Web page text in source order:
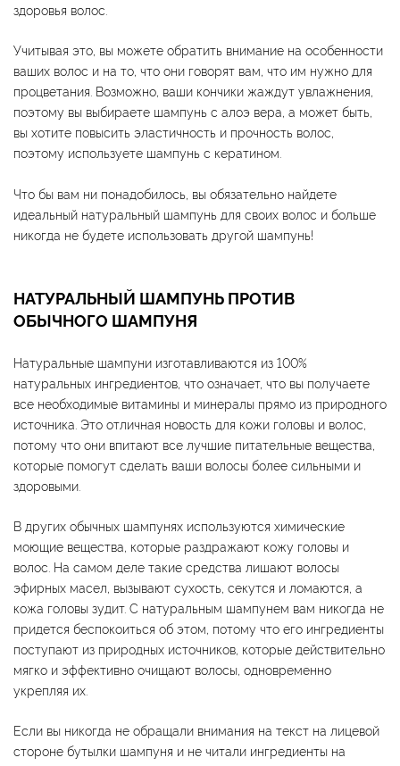
здоровья волос.
Учитывая это, вы можете обратить внимание на особенности
ваших волос и на то, что они говорят вам, что им нужно для
процветания. Возможно, ваши кончики жаждут увлажнения,
поэтому вы выбираете шампунь с алоэ вера, а может быть,
вы хотите повысить эластичность и прочность волос,
поэтому используете шампунь с кератином.
Что бы вам ни понадобилось, вы обязательно найдете
идеальный натуральный шампунь для своих волос и больше
никогда не будете использовать другой шампунь!
НАТУРАЛЬНЫЙ ШАМПУНЬ ПРОТИВ
ОБЫЧНОГО ШАМПУНЯ
Натуральные шампуни изготавливаются из 100%
натуральных ингредиентов, что означает, что вы получаете
все необходимые витамины и минералы прямо из природного
источника. Это отличная новость для кожи головы и волос,
потому что они впитают все лучшие питательные вещества,
которые помогут сделать ваши волосы более сильными и
здоровыми.
В других обычных шампунях используются химические
моющие вещества, которые раздражают кожу головы и
волос. На самом деле такие средства лишают волосы
эфирных масел, вызывают сухость, секутся и ломаются, а
кожа головы зудит. С натуральным шампунем вам никогда не
придется беспокоиться об этом, потому что его ингредиенты
поступают из природных источников, которые действительно
мягко и эффективно очищают волосы, одновременно
укрепляя их.
Если вы никогда не обращали внимания на текст на лицевой
стороне бутылки шампуня и не читали ингредиенты на